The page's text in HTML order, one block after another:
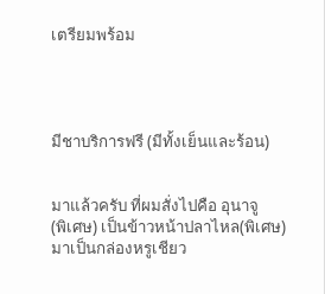
เตรียมพร้อม
มีชาบริการฟรี (มีทั้งเย็นและร้อน)
มาแล้วครับ ที่ผมสั่งไปคือ อุนาจู
(พิเศษ) เป็นข้าวหน้าปลาไหล(พิเศษ)
มาเป็นกล่องหรูเชียว